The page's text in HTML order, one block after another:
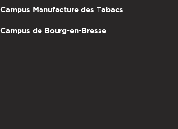
Campus Manufacture des Tabacs
Campus de Bourg-en-Bresse